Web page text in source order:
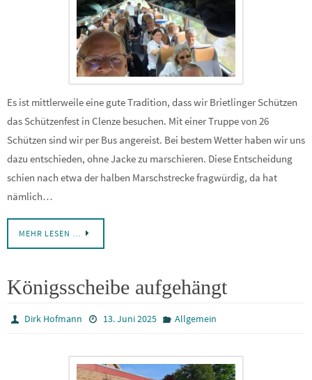
Es ist mittlerweile eine gute Tradition, dass wir Brietlinger Schützen
das Schützenfest in Clenze besuchen. Mit einer Truppe von 26
Schützen sind wir per Bus angereist. Bei bestem Wetter haben wir uns
dazu entschieden, ohne Jacke zu marschieren. Diese Entscheidung
schien nach etwa der halben Marschstrecke fragwürdig, da hat
nämlich…
MEHR LESEN …
Königsscheibe aufgehängt
Dirk Hofmann 13. Juni 2025 Allgemein